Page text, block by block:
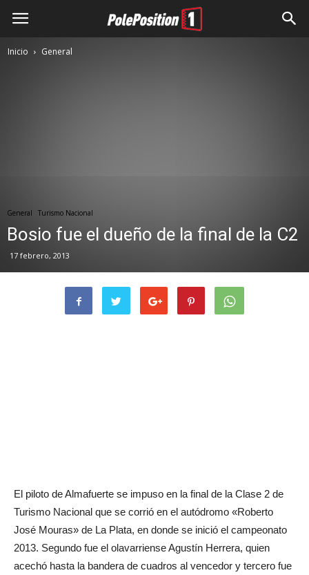
Inicio General
General Turismo Nacional
Bosio fue el dueño de la final de la C2
17 febrero, 2013
El piloto de Almafuerte se impuso en la final de la Clase 2 de
Turismo Nacional que se corrió en el autódromo «Roberto
José Mouras» de La Plata, en donde se inició el campeonato
2013. Segundo fue el olavarriense Agustín Herrera, quien
acechó hasta la bandera de cuadros al vencedor y tercero fue